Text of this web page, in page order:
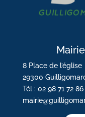
8 Place de l’église
29300
Tél : 02 98 71 72 86